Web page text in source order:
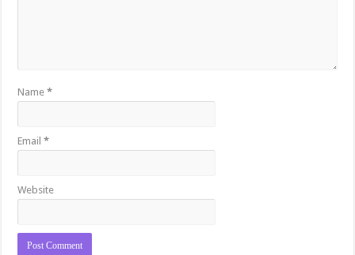
Name*
Email*
Website